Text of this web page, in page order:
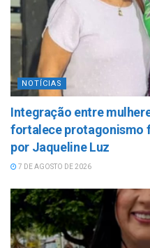
NOTÍCIAS
Integração entre
fortalece protagonismo
por Jaqueline Luz
7 DE AGOSTO DE 2026